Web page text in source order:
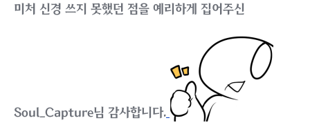
총 데미지 51834 k 가 뜨는 것을 확인 할 수 있군요.